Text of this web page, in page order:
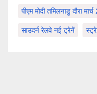
पीएम मोदी तमिलनाडु दौरा
साउदर्न रेलवे नई ट्रेनें